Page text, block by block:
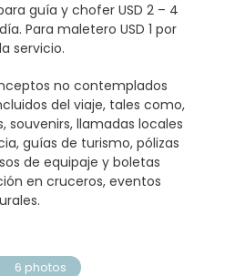
guía y chofer USD 2 – 4
Para maletero USD 1 por
servicio.
no contemplados
del viaje, tales como,
souvenirs, llamadas locales
guías de turismo, pólizas
de equipaje y boletas
en cruceros, eventos
6 photos